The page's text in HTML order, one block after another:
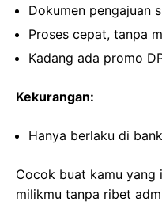
Dokumen pengajuan
Proses cepat, tanpa
Kadang ada promo
Kekurangan:
Hanya berlaku di
Cocok buat kamu yang
milikmu tanpa ribet